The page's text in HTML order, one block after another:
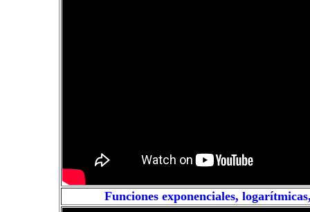
Funciones exponenciales,